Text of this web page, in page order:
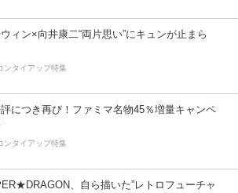
ィン×向井康二“両片思い”にキュンが止まら
ンタイアップ特集
につき再び！ファミマ名物45％増量キャンペ
ンタイアップ特集
、自ら描いた”レトロフューチャ